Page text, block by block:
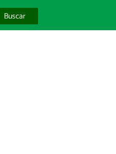
Buscar